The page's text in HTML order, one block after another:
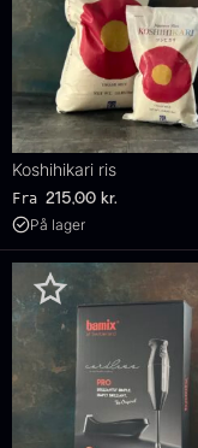
Koshihikari ris
Fra 215,00 kr.
På lager